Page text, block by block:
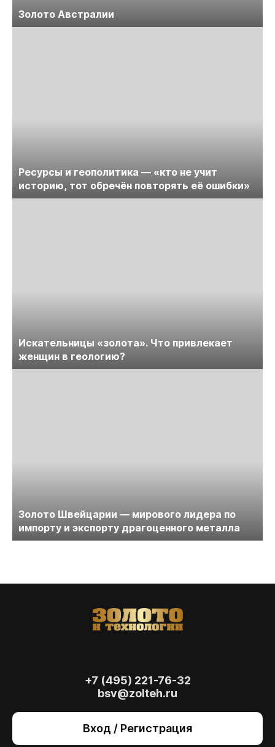
Золото Австралии
Ресурсы и геополитика — «кто не учит
историю, тот обречён повторять её ошибки»
Искательницы «золота». Что привлекает
женщин в геологию?
Золото Швейцарии — мирового лидера по
импорту и экспорту драгоценного металла
+7 (495) 221-76-32
bsv@zolteh.ru
Вход / Регистрация
На сайте осуществляется обработка файлов
использованием метрической программы
Яндекс.Метрика. Продолжая использовать
сайт, вы даете согласие на использование
данных технологий.
Согласен